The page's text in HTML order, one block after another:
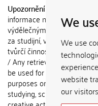
We
We use
website
our
Upozornění / Notice:
informace nemohou být
výdělečným účelům nebo
za studijní, vědeckou nebo
tvůrčí činnost jiné osoby
/ Any retrieved information
be used for any commercial
purposes or claimed as
studying, scientific or any